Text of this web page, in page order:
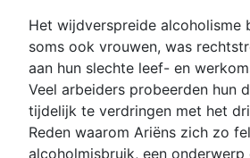
Het wijdverspreide alcoholisme
soms ook vrouwen, was
aan hun slechte leef- en
Veel arbeiders probeerden hun
tijdelijk te verdringen met het
Reden waarom Ariëns zich zo
alcoholmisbruik, een